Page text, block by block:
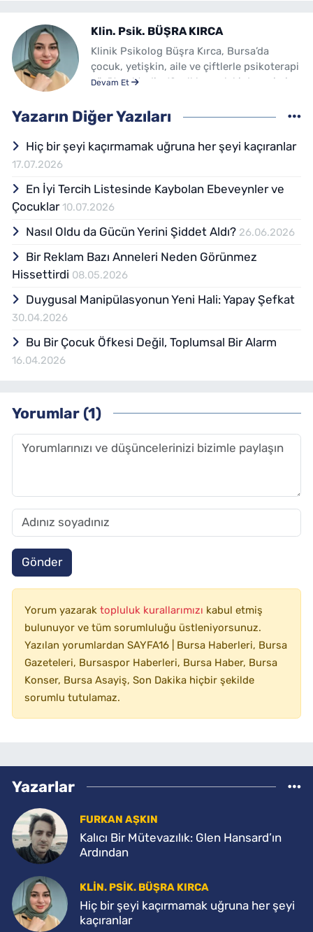
Klin. Psik. BÜŞRA KIRCA
Klinik Psikolog Büşra Kırca, Bursa’da
çocuk, yetişkin, aile ve çiftlerle psikoterapi
yürütmektedir. 12 yıllık mesleki deneyimi
ayna tutarak duygusal süreçlerini fark
etmesini ve kendini anlama yolculuğuna
eşlik etmeyi hedeflemektedir.
Devam Et
Yazarın Diğer Yazıları
Hiç bir şeyi kaçırmamak uğruna her şeyi kaçıranlar
17.07.2026
En İyi Tercih Listesinde Kaybolan Ebeveynler ve
Çocuklar10.07.2026
Nasıl Oldu da Gücün Yerini Şiddet Aldı? 26.06.2026
Bir Reklam Bazı Anneleri Neden Görünmez
Hissettirdi 08.05.2026
Duygusal Manipülasyonun Yeni Hali: Yapay Şefkat
30.04.2026
Bu Bir Çocuk Öfkesi Değil, Toplumsal Bir Alarm
16.04.2026
Yorumlar (1)
Gönder
Yorum yazarak topluluk kurallarımızı kabul etmiş
bulunuyor ve tüm sorumluluğu üstleniyorsunuz.
Yazılan yorumlardan SAYFA16 | Bursa Haberleri, Bursa
Gazeteleri, Bursaspor Haberleri, Bursa Haber, Bursa
Konser, Bursa Asayiş, Son Dakika hiçbir şekilde
sorumlu tutulamaz.
Yazarlar
FURKAN AŞKIN
Kalıcı Bir Mütevazılık: Glen Hansard’ın
Ardından
KLIN. PSIK. BÜŞRA KIRCA
Hiç bir şeyi kaçırmamak uğruna her şeyi
kaçıranlar